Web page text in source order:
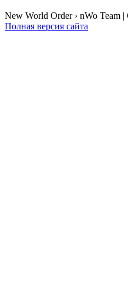
New World Order › nWo Team
Полная версия сайта